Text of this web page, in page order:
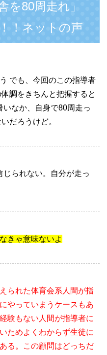
を80周走れ」
！ネットの声
でも、今回のこの指導者
調をきちんと把握すると
いなか、自身で80周走っ
だろうけど。
じられない。自分が走っ
きゃ意味ないよ
られた体育会系人間が指
やっていまうケースもあ
験もない人間が指導者に
ためよくわからず生徒に
る。この顧問はどっちだ